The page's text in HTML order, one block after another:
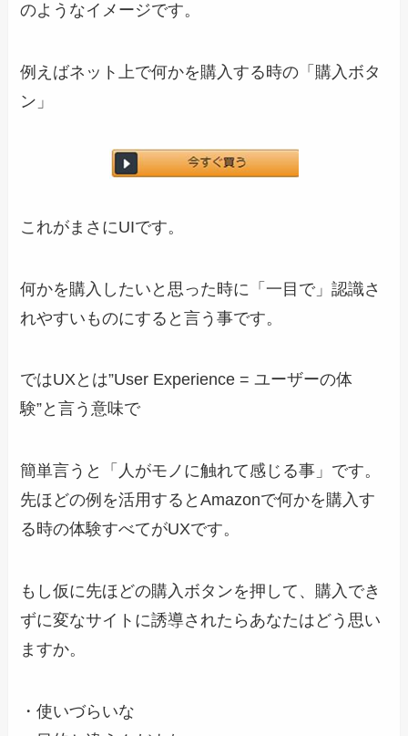
のようなイメージです。
例えばネット上で何かを購入する時の「購入ボタ
ン」
これがまさにUIです。
何かを購入したいと思った時に「一目で」認識さ
れやすいものにすると言う事です。
ではUXとは”User Experience = ユーザーの体
験”と言う意味で
簡単言うと「人がモノに触れて感じる事」です。
先ほどの例を活用するとAmazonで何かを購入す
る時の体験すべてがUXです。
もし仮に先ほどの購入ボタンを押して、購入でき
ずに変なサイトに誘導されたらあなたはどう思い
ますか。
・使いづらいな